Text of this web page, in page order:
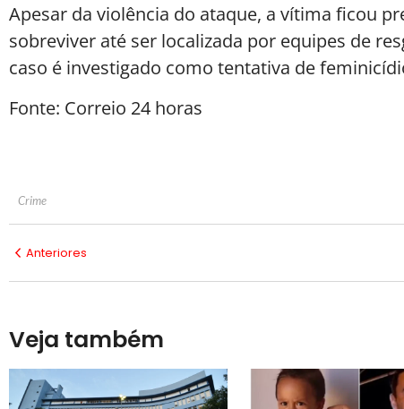
Apesar da violência do ataque, a vítima ficou
sobreviver até ser localizada por equipes de
caso é investigado como tentativa de
Fonte: Correio 24 horas
Crime
Anteriores
Veja também